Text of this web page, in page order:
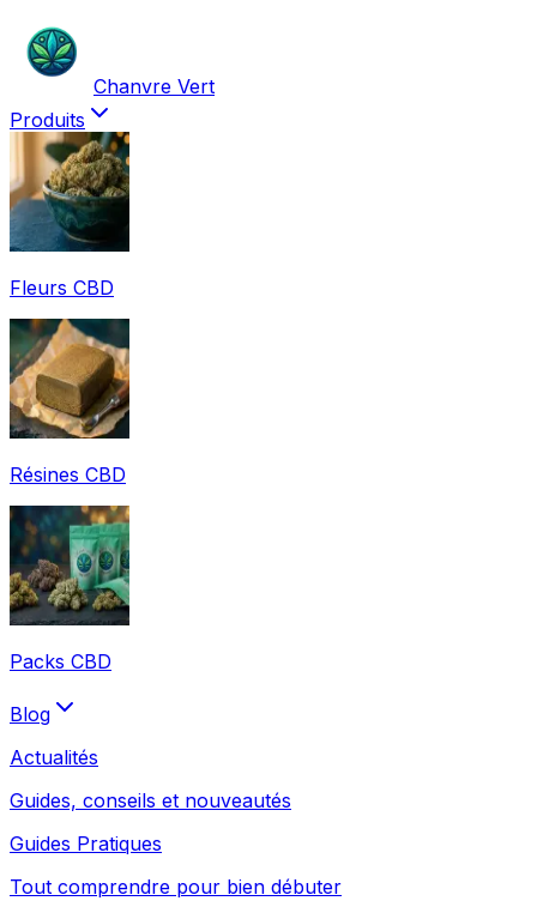
Chanvre Vert
Produits
Fleurs CBD
Résines CBD
Packs CBD
Blog
Actualités
Guides, conseils et nouveautés
Guides Pratiques
Tout comprendre pour bien débuter